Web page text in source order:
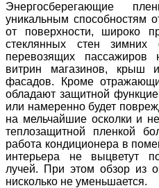
Энергосберегающие
уникальным способностям
от поверхности, широко
стеклянных стен зимних
перевозящих пассажиров
витрин магазинов, крыш
фасадов. Кроме
обладают защитной
или намеренно будет
на мельчайшие осколки и
теплозащитной пленкой
работа кондиционера в
интерьера не выцветут
лучей. При этом обзор из
нисколько не уменьшается.